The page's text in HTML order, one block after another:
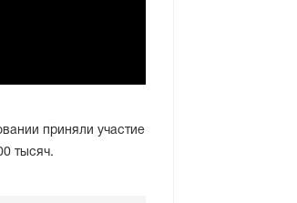
приняли участие
тысяч.